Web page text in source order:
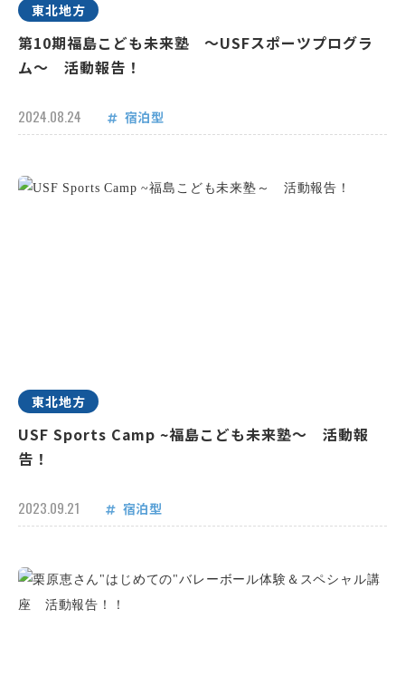
東北地方
第10期福島こども未来塾 ～USFスポーツプログラ
ム～ 活動報告！
2024.08.24 宿泊型
東北地方
USF Sports Camp ~福島こども未来塾～ 活動報
告！
2023.09.21 宿泊型